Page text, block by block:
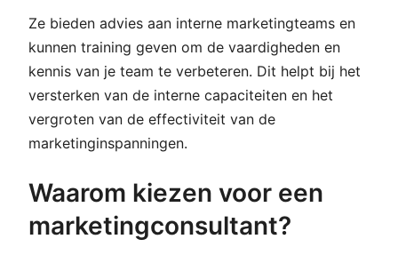
Ze bieden advies aan interne marketingteams en
kunnen training geven om de vaardigheden en
kennis van je team te verbeteren. Dit helpt bij het
versterken van de interne capaciteiten en het
vergroten van de effectiviteit van de
marketinginspanningen.
Waarom kiezen voor een
marketingconsultant?